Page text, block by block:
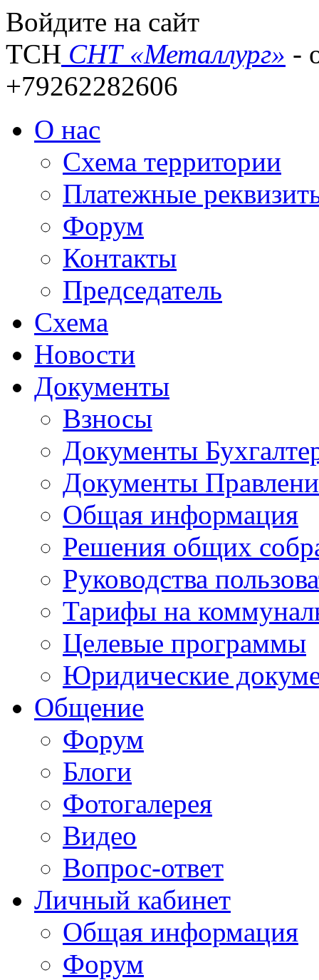
Войдите на сайт
ТСН СНТ «Металлург» -
+79262282606
О нас
Схема территории
Платежные
Форум
Контакты
Председатель
Схема
Новости
Документы
Взносы
Документы
Документы
Общая информация
Решения общих
Руководства
Тарифы на
Целевые программы
Юридические
Общение
Форум
Блоги
Фотогалерея
Видео
Вопрос-ответ
Личный кабинет
Общая информация
Форум